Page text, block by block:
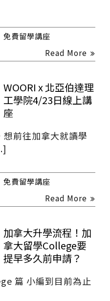
免費留學講座
Read More
WOORI x 北亞伯達理
工學院4/23日線上講
座
前往加拿大就讀學
免費留學講座
Read More
加拿大升學流程！加
拿大留學College要
提早多久前申請？
篇 小編到目前為止